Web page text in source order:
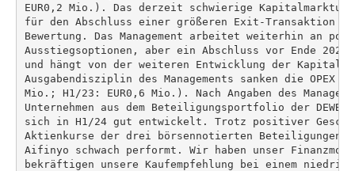
EUR0,2 Mio.). Das derzeit schwierige
für den Abschluss einer größeren Exit-Transaktion zu
Bewertung. Das Management arbeitet weiterhin an
Ausstiegsoptionen, aber ein Abschluss vor Ende 2024
und hängt von der weiteren Entwicklung der
Ausgabendisziplin des Managements sanken die OPEX
Mio.; H1/23: EUR0,6 Mio.). Nach Angaben des
Unternehmen aus dem Beteiligungsportfolio der DEWB
sich in H1/24 gut entwickelt. Trotz positiver
Aktienkurse der drei börsennotierten Beteiligungen
Aifinyo schwach performt. Wir haben unser
bekräftigen unsere Kaufempfehlung bei einem